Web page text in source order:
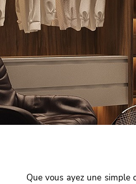
Que vous ayez une simple